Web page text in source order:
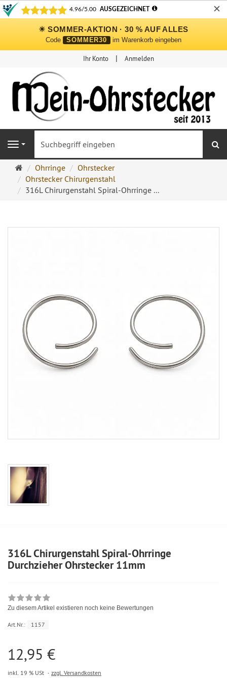
✕
☀ SOMMER-AKTION · 30 % AUF ALLES
Code SOMMER30 im Warenkorb eingeben
Ihr Konto Anmelden
Navigation
Ohrringe
Ohrstecker
Onlineshop
Ohrringe
Ohrstecker
Ohrstecker Chirurgenstahl
316L Chirurgenstahl Spiral-Ohrringe ...
316L Chirurgenstahl Spiral-Ohrringe
Durchzieher Ohrstecker 11mm
Zu diesem Artikel existieren noch keine Bewertungen
Art.Nr.: 1157
12,95 €
inkl. 19 % USt zzgl. Versandkosten